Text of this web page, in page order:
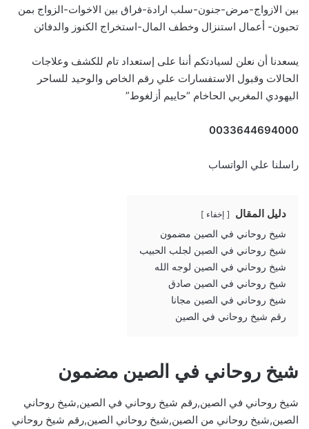
بين الازواج-مرض-جنون-سلب ارادة-فراق بين الاخوات-الزواج بمن
تحبون- أعمال استنزال وخطف المال-استخراج الكنوز والدفائن
يسعدنا أن نعلن لسيادتكم أننا على إستعداد تام للكشف وعلاجات
الحالات وقبول الاستفسارات علي رقم الخاص والوحيد للساحر
اليهودي المغربي الحاخام “حاييم أزلغوط”
0033644694000
راسلنا علي الواتساب
دليل المقال إخفاء
شيخ روحاني في الصين مضمون
شيخ روحاني في الصين لجلب الحبيب
شيخ روحاني في الصين لوجه الله
شيخ روحاني في الصين صادق
شيخ روحاني في الصين مجانا
رقم شيخ روحاني في الصين
شيخ روحاني في الصين مضمون
شيخ روحاني في الصين,رقم شيخ روحاني في الصين,شيخ روحاني
الصين,شيخ روحاني من الصين,شيخ روحاني الصين,رقم شيخ روحاني